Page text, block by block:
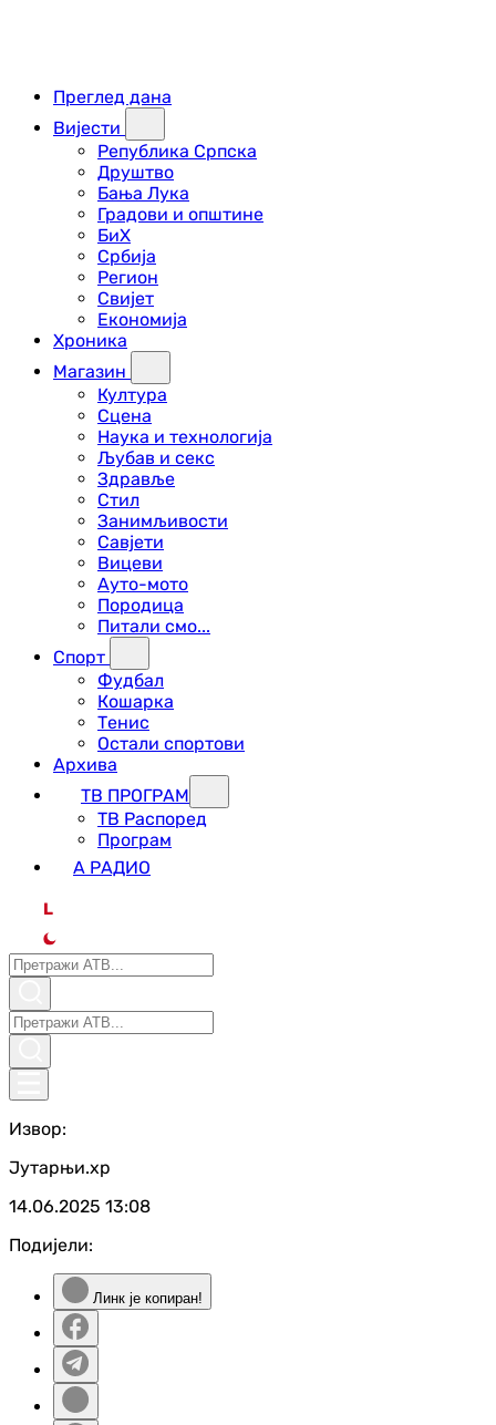
Преглед дана
Вијести
Република Српска
Друштво
Бања Лука
Градови и општине
БиХ
Србија
Регион
Свијет
Економија
Хроника
Магазин
Култура
Сцена
Наука и технологија
Љубав и секс
Здравље
Стил
Занимљивости
Савјети
Вицеви
Ауто-мото
Породица
Питали смо...
Спорт
Фудбал
Кошарка
Тенис
Остали спортови
Архива
ТВ ПРОГРАМ
ТВ Распоред
Програм
А РАДИО
L
Извор:
Јутарњи.хр
14.06.2025 13:08
Подијели:
Линк је копиран!